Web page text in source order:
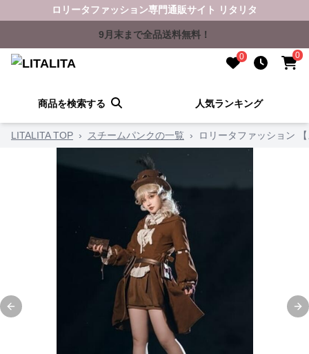
ロリータファッション専門通販サイト リタリタ
9月末まで全品送料無料！
0 0
商品を検索する 人気ランキング
LITALITA TOP › スチームパンクの一覧 › ロリータファッション
Previous slide